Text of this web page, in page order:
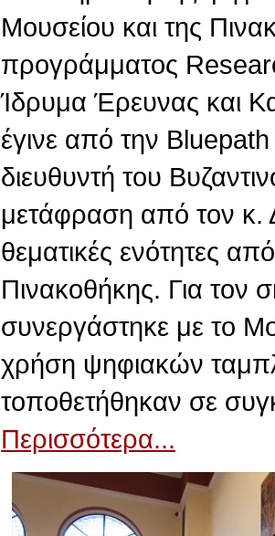
Μουσείου και της
προγράμματος
Ίδρυμα Έρευνας και
έγινε από την
διευθυντή του
μετάφραση από τον κ.
θεματικές ενότητες
Πινακοθήκης. Για τον
συνεργάστηκε με το
χρήση ψηφιακών
τοποθετήθηκαν σε
Περισσότερα...